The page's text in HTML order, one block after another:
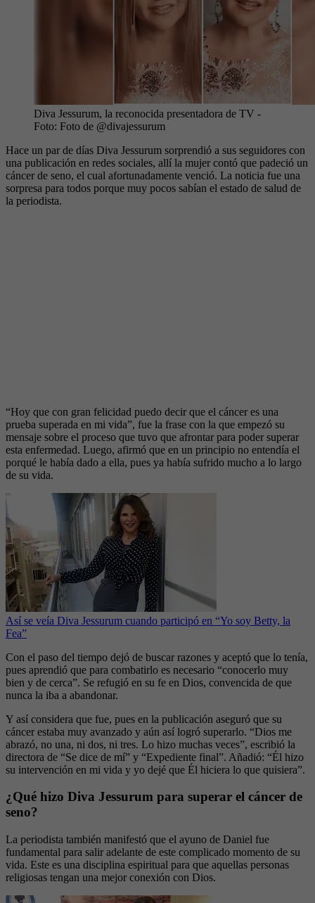
Diva Jessurum, la reconocida presentadora de TV -
Foto: Foto de @divajessurum
Hace un par de días Diva Jessurum sorprendió a sus seguidores con
una publicación en redes sociales, allí la mujer contó que padeció un
cáncer de seno, el cual afortunadamente venció. La noticia fue una
sorpresa para todos porque muy pocos sabían el estado de salud de
la periodista.
“Hoy que con gran felicidad puedo decir que el cáncer es una
prueba superada en mi vida”, fue la frase con la que empezó su
mensaje sobre el proceso que tuvo que afrontar para poder superar
esta enfermedad. Luego, afirmó que en un principio no entendía el
porqué le había dado a ella, pues ya había sufrido mucho a lo largo
de su vida.
Así se veía Diva Jessurum cuando participó en “Yo soy Betty, la
Fea”
Con el paso del tiempo dejó de buscar razones y aceptó que lo tenía,
pues aprendió que para combatirlo es necesario “conocerlo muy
bien y de cerca”. Se refugió en su fe en Dios, convencida de que
nunca la iba a abandonar.
Y así considera que fue, pues en la publicación aseguró que su
cáncer estaba muy avanzado y aún así logró superarlo. “Dios me
abrazó, no una, ni dos, ni tres. Lo hizo muchas veces”, escribió la
directora de “Se dice de mí” y “Expediente final”. Añadió: “Él hizo
su intervención en mi vida y yo dejé que Él hiciera lo que quisiera”.
¿Qué hizo Diva Jessurum para superar el cáncer de
seno?
La periodista también manifestó que el ayuno de Daniel fue
fundamental para salir adelante de este complicado momento de su
vida. Este es una disciplina espiritual para que aquellas personas
religiosas tengan una mejor conexión con Dios.